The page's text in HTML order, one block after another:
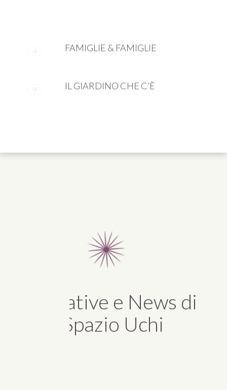
FAMIGLIE & FAMIGLIE
IL GIARDINO CHE C’È
Iniziative e News di
Spazio Uchi